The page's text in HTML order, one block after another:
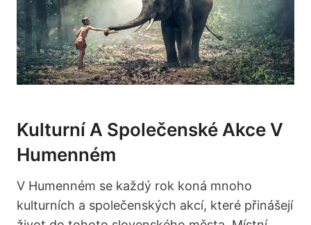
Kulturní A Společenské Akce V
Humenném
V Humenném se každý rok koná mnoho
kulturních​ a‍ společenských akcí, které přinášejí